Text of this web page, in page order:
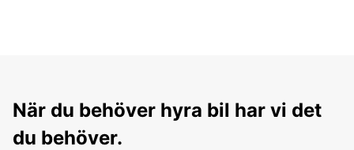
När du behöver hyra bil har vi det
du behöver.